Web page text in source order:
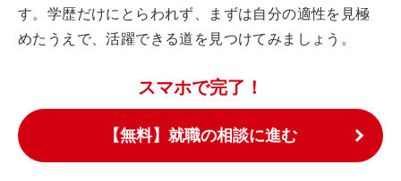
す。学歴だけにとらわれず、まずは自分の適性を見極
めたうえで、活躍できる道を見つけてみましょう。
スマホで完了！
【無料】就職の相談に進む